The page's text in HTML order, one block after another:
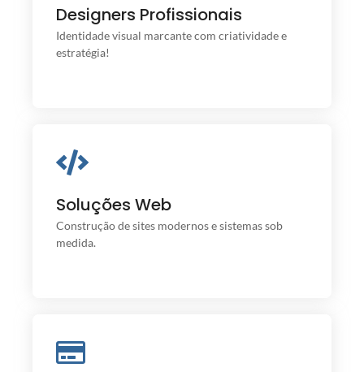
Designers Profissionais
Identidade visual marcante com criatividade e
estratégia!
Uma marca criativa, conecta você ao seu público.
Soluções Web
Construção de sites modernos e sistemas sob
medida.
Conectamos sua marca ao mundo digital com